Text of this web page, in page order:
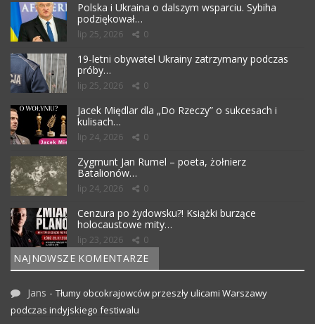
Polska i Ukraina o dalszym wsparciu. Sybiha
podziękował…
lip 25, 2026 0
19-letni obywatel Ukrainy zatrzymany podczas
próby…
lip 25, 2026 0
Jacek Międlar dla „Do Rzeczy” o sukcesach i
kulisach…
lip 24, 2026 0
Zygmunt Jan Rumel – poeta, żołnierz
Batalionów…
lip 24, 2026 0
Cenzura po żydowsku?! Książki burzące
holocaustowe mity…
lip 23, 2026 0
NAJNOWSZE KOMENTARZE
Jans - Tłumy obcokrajowców przeszły ulicami Warszawy
podczas indyjskiego festiwalu